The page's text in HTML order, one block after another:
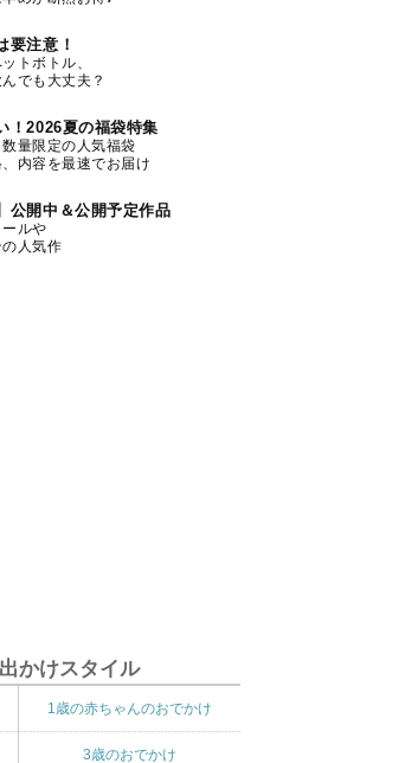
要注意！
トボトル、
でも大丈夫？
！2026夏の福袋特集
量限定の人気福袋
内容を最速でお届け
公開中＆公開予定作品
ルや
人気作
かけスタイル
1歳の赤ちゃんのおでかけ
3歳のおでかけ